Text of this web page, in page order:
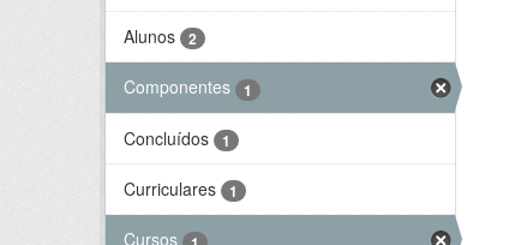
Alunos 2
Componentes 1
Concluídos 1
Curriculares 1
Cursos